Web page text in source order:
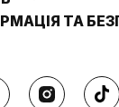
ТА